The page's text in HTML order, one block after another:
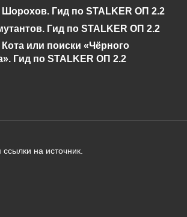
Гид по STALKER ОП 2.2
Гид по STALKER ОП 2.2
или поиски «Чёрного
Гид по STALKER ОП 2.2
на источник.